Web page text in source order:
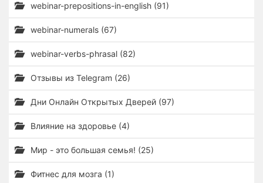
webinar-prepositions-in-english (91)
webinar-numerals (67)
webinar-verbs-phrasal (82)
Отзывы из Telegram (26)
Дни Онлайн Открытых Дверей (97)
Влияние на здоровье (4)
Мир - это большая семья! (25)
Фитнес для мозга (1)